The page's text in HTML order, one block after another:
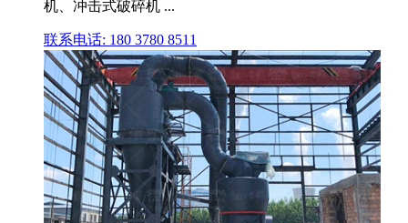
机、冲击式破碎机 ...
联系电话: 180 3780 8511